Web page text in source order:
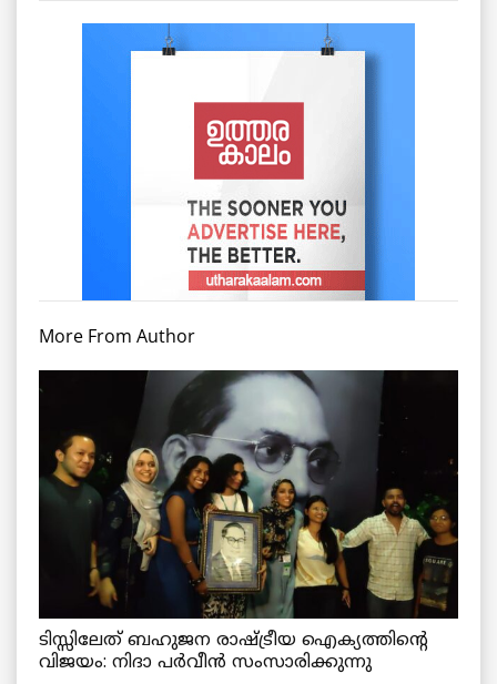
More From Author
ടിസ്സിലേത് ബഹുജന രാഷ്ട്രീയ ഐക്യത്തിന്റെ
വിജയം: നിദാ പർവീൻ സംസാരിക്കുന്നു